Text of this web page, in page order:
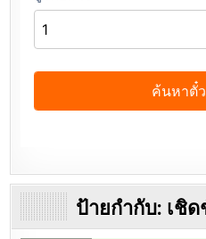
ป้ายกำกับ: เชิ